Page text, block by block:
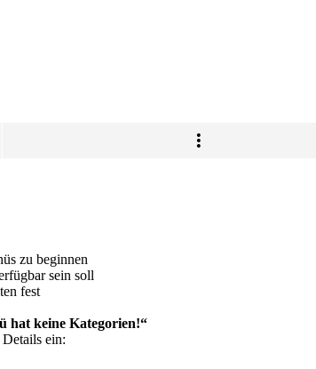
zu beginnen
sein soll
fest
hat keine Kategorien!“
ein: